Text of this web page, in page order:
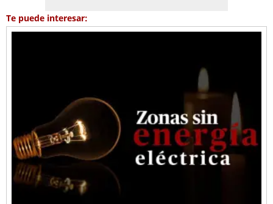
Te puede interesar: